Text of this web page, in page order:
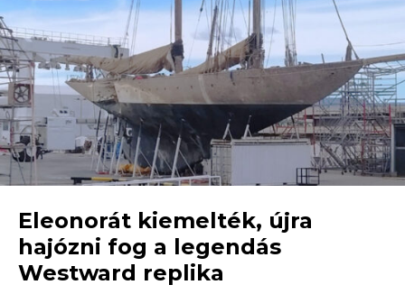
Eleonorát kiemelték, újra
hajózni fog a legendás
Westward replika